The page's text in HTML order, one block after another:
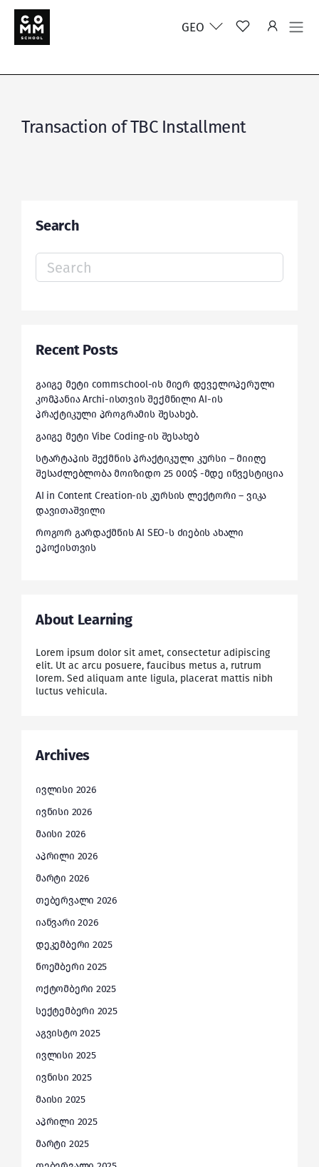
GEO
Transaction of TBC Installment
Search
Search
for:
Recent Posts
გაიგე მეტი commschool-ის მიერ დეველოპერული
კომპანია Archi-ისთვის შექმნილი AI-ის
პრაქტიკული პროგრამის შესახებ.
გაიგე მეტი Vibe Coding-ის შესახებ
სტარტაპის შექმნის პრაქტიკული კურსი – მიიღე
შესაძლებლობა მოიზიდო 25 000$ -მდე ინვესტიცია
AI in Content Creation-ის კურსის ლექტორი – ვიკა
დავითაშვილი
როგორ გარდაქმნის AI SEO-ს ძიების ახალი
ეპოქისთვის
About Learning
Lorem ipsum dolor sit amet, consectetur adipiscing
elit. Ut ac arcu posuere, faucibus metus a, rutrum
lorem. Sed aliquam ante ligula, placerat mattis nibh
luctus vehicula.
Archives
ივლისი 2026
ივნისი 2026
მაისი 2026
აპრილი 2026
მარტი 2026
თებერვალი 2026
იანვარი 2026
დეკემბერი 2025
ნოემბერი 2025
ოქტომბერი 2025
სექტემბერი 2025
აგვისტო 2025
ივლისი 2025
ივნისი 2025
მაისი 2025
აპრილი 2025
მარტი 2025